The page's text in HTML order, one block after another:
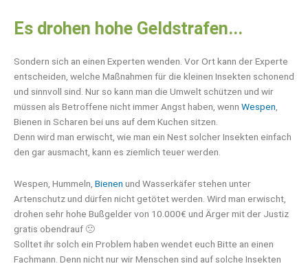
Es drohen hohe Geldstrafen...
Sondern sich an einen Experten wenden. Vor Ort kann der Experte
entscheiden, welche Maßnahmen für die kleinen Insekten schonend
und sinnvoll sind. Nur so kann man die Umwelt schützen und wir
müssen als Betroffene nicht immer Angst haben, wenn Wespen
Bienen in Scharen bei uns auf dem Kuchen sitzen.
Denn wird man erwischt, wie man ein Nest solcher Insekten einfach
den gar ausmacht, kann es ziemlich teuer werden.
Wespen, Hummeln, Bienen und Wasserkäfer stehen unter
Artenschutz und dürfen nicht getötet werden. Wird man erwischt,
drohen sehr hohe Bußgelder von 10.000€ und Ärger mit der Justiz
gratis obendrauf 🙁
Solltet ihr solch ein Problem haben wendet euch Bitte an einen
Fachmann. Denn nicht nur wir Menschen sind auf solche Insekten